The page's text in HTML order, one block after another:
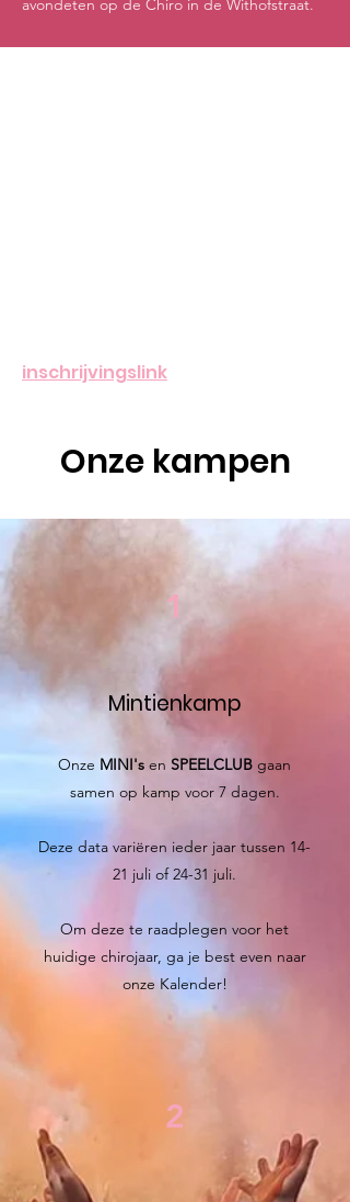
avondeten op de Chiro in de Withofstraat.
inschrijvingslink
Onze kampen
1
Mintienkamp
Onze MINI's en SPEELCLUB gaan
samen op kamp voor 7 dagen.
Deze data variëren ieder jaar tussen 14-
21 juli of 24-31 juli.
Om deze te raadplegen voor het
huidige chirojaar, ga je best even naar
onze Kalender!
2